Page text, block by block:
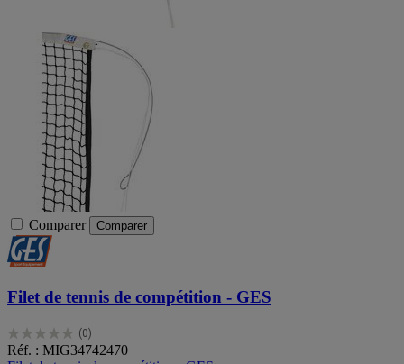
Comparer Comparer
Filet de tennis de compétition - GES
(0)
0.0
sur
Réf. : MIG34742470